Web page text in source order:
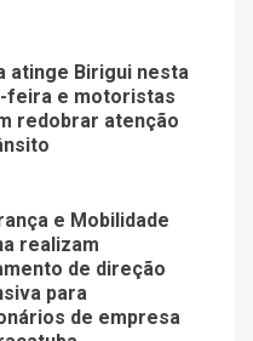
atinge Birigui nesta
feira e motoristas
redobrar atenção
e Mobilidade
realizam
de direção
para
de empresa